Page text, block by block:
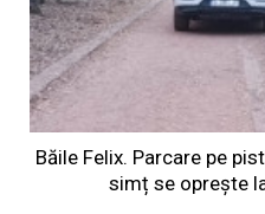
Băile Felix. Parcare pe
simț se oprește